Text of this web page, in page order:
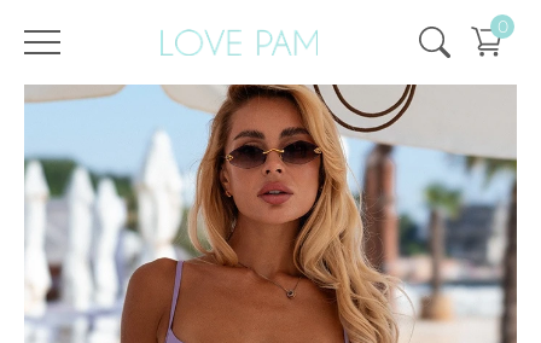
0
Главная Все купальники Раздельные,Топы ,Кира, ECO SALE Топ Кира Фиалковый